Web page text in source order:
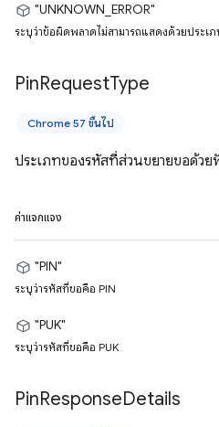
"UNKNOWN_ERROR"
ระบุว่าข้อผิดพลาดไม่สามารถแสดงด้วยประเ
PinRequestType
Chrome 57 ขึ้นไป
ประเภทของรหัสที่ส่วนขยายขอด้ว
ค่าแจกแจง
"PIN"
ระบุว่ารหัสที่ขอคือ PIN
"PUK"
ระบุว่ารหัสที่ขอคือ PUK
PinResponseDetails